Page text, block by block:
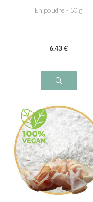
En poudre - 50 g
6.43 €